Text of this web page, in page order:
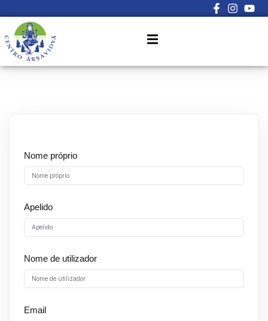
Nome próprio
Apelido
Nome de utilizador
Email
Sign in
Remember me